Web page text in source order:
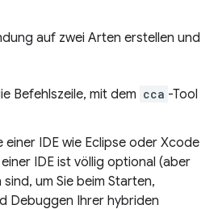
auf zwei Arten erstellen und
Befehlszeile, mit dem cca -Tool
IDE wie Eclipse oder Xcode
IDE ist völlig optional (aber
um Sie beim Starten,
Debuggen Ihrer hybriden